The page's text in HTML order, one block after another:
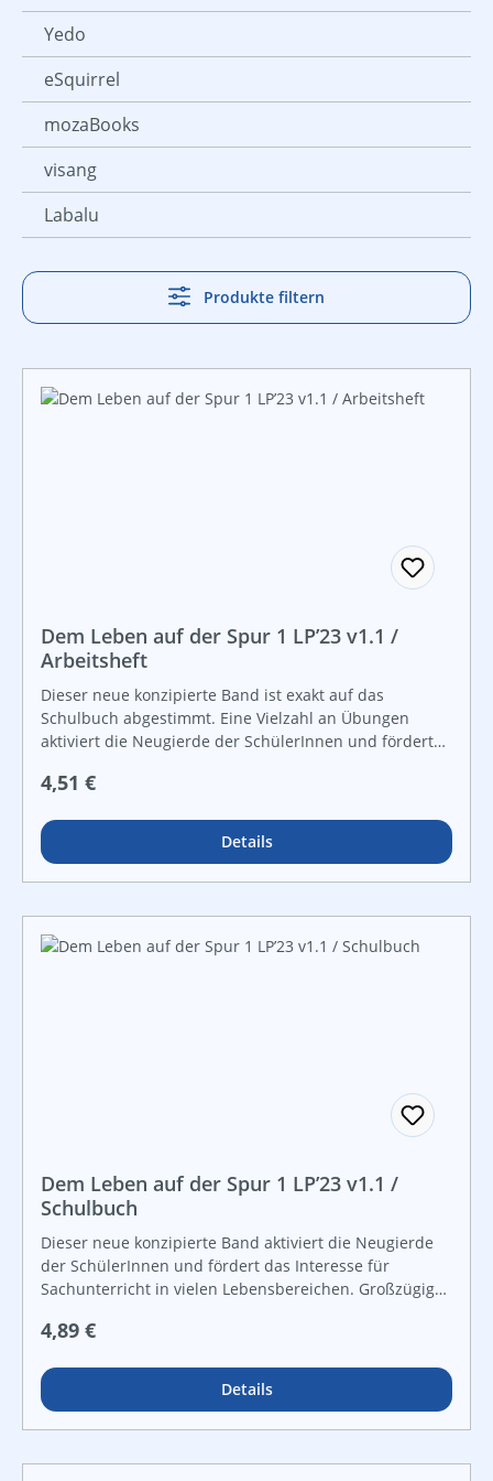
Yedo
eSquirrel
mozaBooks
visang
Labalu
Produkte filtern
Dem Leben auf der Spur 1 LP’23 v1.1 /
Arbeitsheft
Dieser neue konzipierte Band ist exakt auf das
Schulbuch abgestimmt. Eine Vielzahl an Übungen
aktiviert die Neugierde der SchülerInnen und fördert
Lebensbereichen. Großzügige Zeichnungen machen
Erlebnis, Lernen macht Spaß und wird daher
Regulärer Preis:
4,51 €
Details
Dem Leben auf der Spur 1 LP’23 v1.1 /
Schulbuch
Dieser neue konzipierte Band aktiviert die Neugierde
der SchülerInnen und fördert das Interesse für
Sachunterricht in vielen Lebensbereichen. Großzügige
zum spannenden Erlebnis, Lernen macht Spaß und
Regulärer Preis:
4,89 €
Details